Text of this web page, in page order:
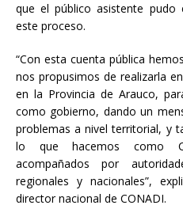
que el público asistente pudo
este proceso.
“Con esta cuenta pública
nos propusimos de realizarla
en la Provincia de Arauco,
como gobierno, dando un
problemas a nivel territorial, y
lo que hacemos como
acompañados por
regionales y nacionales”,
director nacional de CONADI.